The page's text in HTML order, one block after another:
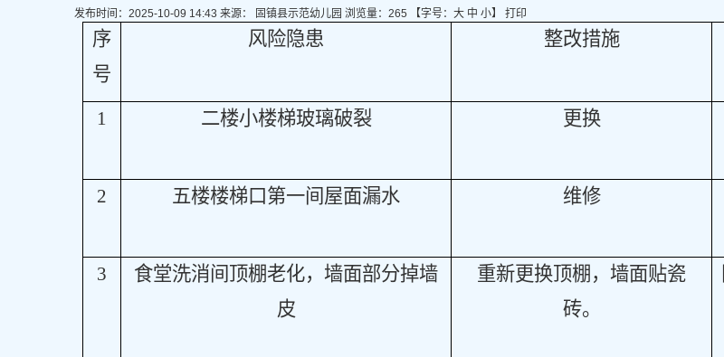
发布时间：2025-10-09 14:43 来源： 固镇县示范幼儿园 浏览量： 265 【字号： 大 中 小】 打印
序
号
风险隐患 整改措施
1 二楼小楼梯玻璃破裂 更换
2 五楼楼梯口第一间屋面漏水 维修
3
食堂洗消间顶棚老化，墙面部分掉墙
皮
重新更换顶棚，墙面贴瓷
砖。